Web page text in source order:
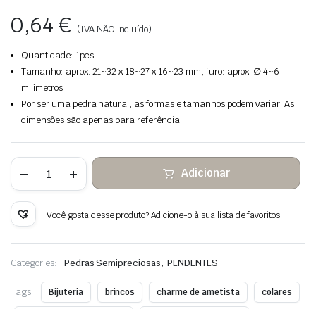
0,64€ (IVA NÃO incluído)
Quantidade: 1pcs.
Tamanho: aprox. 21~32 x 18~27 x 16~23 mm, furo: aprox. ∅ 4~6
milímetros
Por ser uma pedra natural, as formas e tamanhos podem variar. As
dimensões são apenas para referência.
Quantidade
Pingente
pedra
de
enrolado
fio
de
cobre
Adicionar
Você gosta desse produto? Adicione-o à sua lista de favoritos.
Categories: Pedras Semipreciosas,PENDENTES
Tags: Bijuteria brincos charme de ametista colares